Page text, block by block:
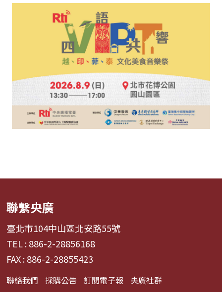
聯繫央廣
臺北市104中山區北安路55號
TEL : 886-2-28856168
FAX : 886-2-28855423
聯絡我們 採購公告 訂閱電子報 央廣社群